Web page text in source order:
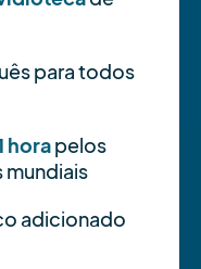
para todos
horapelos
mundiais
adicionado